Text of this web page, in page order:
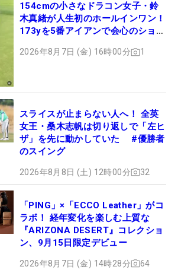
154cmの小さなドラコン女子・鈴
木真緒が人生初のホールインワン！
173yを5番アイアンで会心のショッ
2026年8月7日 (金) 16時00分 1
スライスが止まらない人へ！ 全英
女王・桑木志帆は切り返しで「左ヒ
ザ」を先に動かしていた #優勝者
のスイング
2026年8月8日 (土) 12時00分 32
「PING」×「ECCO Leather」がコ
ラボ！ 経年変化を楽しむ上質な
『ARIZONA DESERT』コレクショ
ン、9月15日限定デビュー
2026年8月7日 (金) 14時28分 64